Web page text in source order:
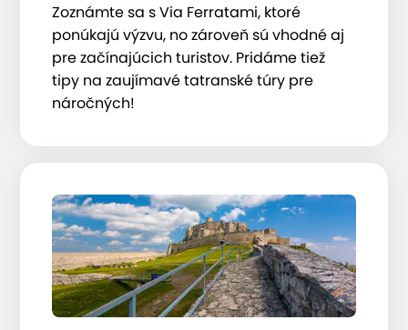
Zoznámte sa s Via Ferratami, ktoré
ponúkajú výzvu, no zároveň sú vhodné aj
pre začínajúcich turistov. Pridáme tiež
tipy na zaujímavé tatranské túry pre
náročných!